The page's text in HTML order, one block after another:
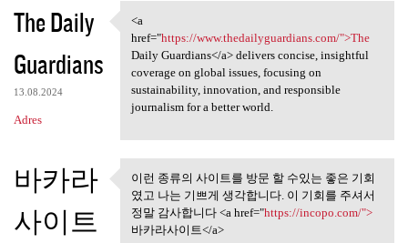
The Daily
Guardians
13.08.2024
Adres
<a href="https://www
<a
href="https://www.thedailyguardians.com/">The
Daily Guardians</a> delivers concise, insightful
coverage on global issues, focusing on
sustainability, innovation, and responsible
journalism for a better world.
바카라
사이트
이런 종류의 사이트를 방문 할 수
있는 좋은 기회 였고
이런 종류의 사이트를 방문 할 수있는 좋은 기회
였고 나는 기쁘게 생각합니다. 이 기회를 주셔서
정말 감사합니다 <a href="https://incopo.com/">
바카라사이트</a>